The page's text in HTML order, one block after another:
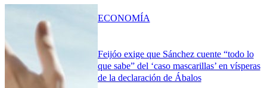
Feijóo exige que Sánchez cuente “todo lo
que sabe” del ‘caso mascarillas’ en vísperas
de la declaración de Ábalos
ECONOMÍA